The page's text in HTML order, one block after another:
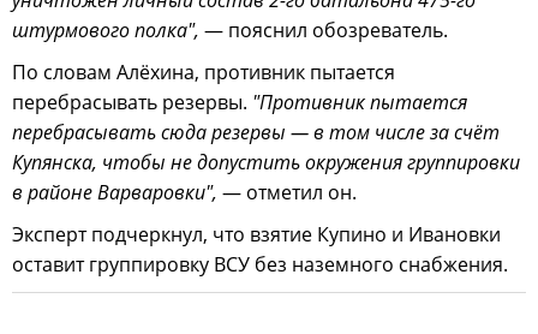
штурмового полка", — пояснил обозреватель.
По словам Алёхина, противник пытается
перебрасывать резервы. "Противник пытается
перебрасывать сюда резервы — в том числе за счёт
Купянска, чтобы не допустить окружения группировки
в районе Варваровки", — отметил он.
Эксперт подчеркнул, что взятие Купино и Ивановки
оставит группировку ВСУ без наземного снабжения.